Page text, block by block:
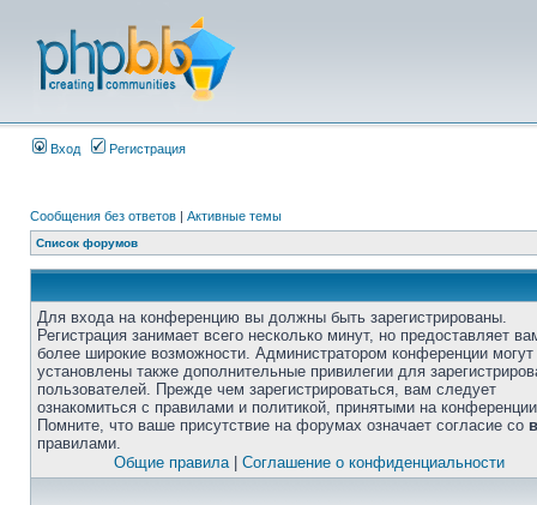
Вход Регистрация
Сообщения без ответов | Активные темы
Список форумов
Для входа на конференцию вы должны быть зарегистрированы.
Регистрация занимает всего несколько минут, но предоставляет
более широкие возможности. Администратором конференции
установлены также дополнительные привилегии для
пользователей. Прежде чем зарегистрироваться, вам следует
ознакомиться с правилами и политикой, принятыми на
Помните, что ваше присутствие на форумах означает согласие со
правилами.
Общие правила| Соглашение о конфиденциальности